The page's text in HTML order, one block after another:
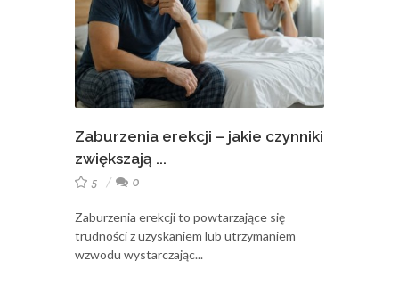
Zaburzenia erekcji – jakie czynniki
zwiększają ...
5 0
Zaburzenia erekcji to powtarzające się
trudności z uzyskaniem lub utrzymaniem
wzwodu wystarczając...